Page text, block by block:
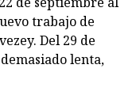
trabajo de
Del 29 de
lenta,